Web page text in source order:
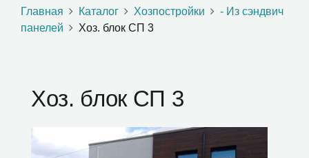
Главная Каталог Хозпостройки
- Из сэндвич
панелей
Хоз. блок СП 3
Хоз. блок СП 3